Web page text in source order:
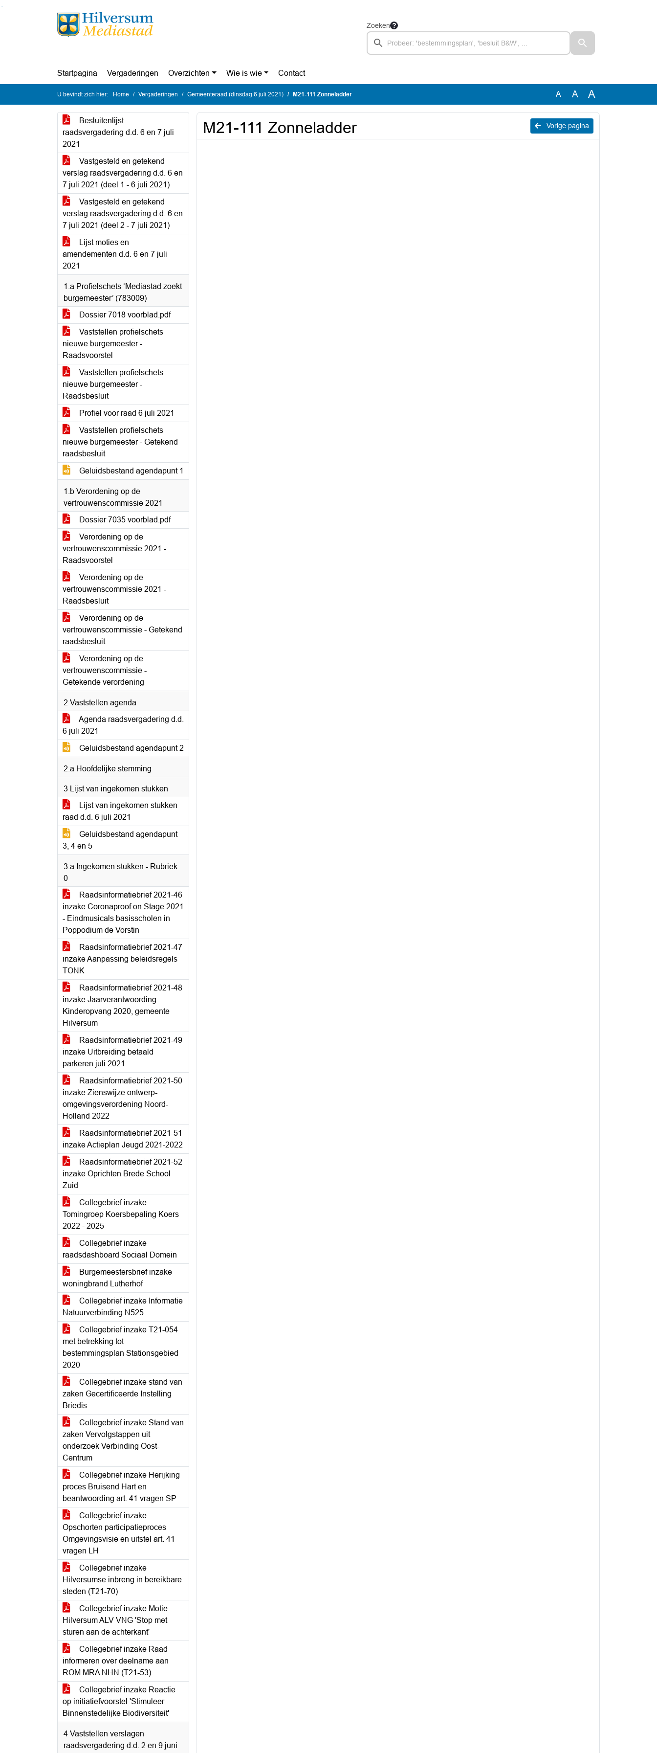
Ga naar de inhoud van deze pagina
Ga naar het zoeken
Ga naar het menu
Zoeken
Startpagina Vergaderingen Overzichten Wie is wie Contact
U bevindt zich hier: Home Vergaderingen Gemeenteraad (dinsdag 6 juli 2021) M21-111 Zonneladder A A A
Besluitenlijst
raadsvergadering d.d. 6 en 7 juli
2021
Vastgesteld en getekend
verslag raadsvergadering d.d. 6 en
7 juli 2021 (deel 1 - 6 juli 2021)
Vastgesteld en getekend
verslag raadsvergadering d.d. 6 en
7 juli 2021 (deel 2 - 7 juli 2021)
Lijst moties en
amendementen d.d. 6 en 7 juli
2021
1.a Profielschets ‘Mediastad zoekt
burgemeester’ (783009)
Dossier 7018 voorblad.pdf
Vaststellen profielschets
nieuwe burgemeester -
Raadsvoorstel
Vaststellen profielschets
nieuwe burgemeester -
Raadsbesluit
Profiel voor raad 6 juli 2021
Vaststellen profielschets
nieuwe burgemeester - Getekend
raadsbesluit
Geluidsbestand agendapunt 1
1.b Verordening op de
vertrouwenscommissie 2021
Dossier 7035 voorblad.pdf
Verordening op de
vertrouwenscommissie 2021 -
Raadsvoorstel
Verordening op de
vertrouwenscommissie 2021 -
Raadsbesluit
Verordening op de
vertrouwenscommissie - Getekend
raadsbesluit
Verordening op de
vertrouwenscommissie -
Getekende verordening
2 Vaststellen agenda
Agenda raadsvergadering d.d.
6 juli 2021
Geluidsbestand agendapunt 2
2.a Hoofdelijke stemming
3 Lijst van ingekomen stukken
Lijst van ingekomen stukken
raad d.d. 6 juli 2021
Geluidsbestand agendapunt
3, 4 en 5
3.a Ingekomen stukken - Rubriek
0
Raadsinformatiebrief 2021-46
inzake Coronaproof on Stage 2021
- Eindmusicals basisscholen in
Poppodium de Vorstin
Raadsinformatiebrief 2021-47
inzake Aanpassing beleidsregels
TONK
Raadsinformatiebrief 2021-48
inzake Jaarverantwoording
Kinderopvang 2020, gemeente
Hilversum
Raadsinformatiebrief 2021-49
inzake Uitbreiding betaald
parkeren juli 2021
Raadsinformatiebrief 2021-50
inzake Zienswijze ontwerp-
omgevingsverordening Noord-
Holland 2022
Raadsinformatiebrief 2021-51
inzake Actieplan Jeugd 2021-2022
Raadsinformatiebrief 2021-52
inzake Oprichten Brede School
Zuid
Collegebrief inzake
Tomingroep Koersbepaling Koers
2022 - 2025
Collegebrief inzake
raadsdashboard Sociaal Domein
Burgemeestersbrief inzake
woningbrand Lutherhof
Collegebrief inzake Informatie
Natuurverbinding N525
Collegebrief inzake T21-054
met betrekking tot
bestemmingsplan Stationsgebied
2020
Collegebrief inzake stand van
zaken Gecertificeerde Instelling
Briedis
Collegebrief inzake Stand van
zaken Vervolgstappen uit
onderzoek Verbinding Oost-
Centrum
Collegebrief inzake Herijking
proces Bruisend Hart en
beantwoording art. 41 vragen SP
Collegebrief inzake
Opschorten participatieproces
Omgevingsvisie en uitstel art. 41
vragen LH
Collegebrief inzake
Hilversumse inbreng in bereikbare
steden (T21-70)
Collegebrief inzake Motie
Hilversum ALV VNG 'Stop met
sturen aan de achterkant'
Collegebrief inzake Raad
informeren over deelname aan
ROM MRA NHN (T21-53)
Collegebrief inzake Reactie
op initiatiefvoorstel 'Stimuleer
Binnenstedelijke Biodiversiteit'
4 Vaststellen verslagen
raadsvergadering d.d. 2 en 9 juni
Vorige pagina
M21-111 Zonneladder